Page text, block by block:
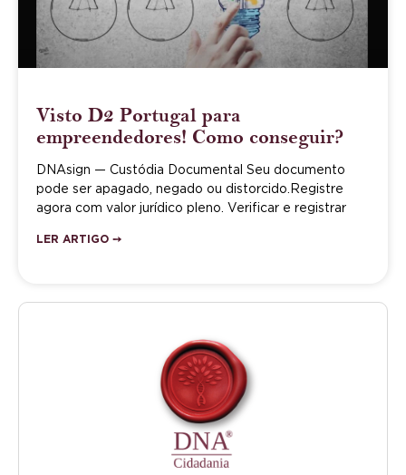
Visto D2 Portugal para
empreendedores! Como conseguir?
DNAsign — Custódia Documental Seu documento
pode ser apagado, negado ou distorcido.Registre
agora com valor jurídico pleno. Verificar e registrar
LER ARTIGO ➙